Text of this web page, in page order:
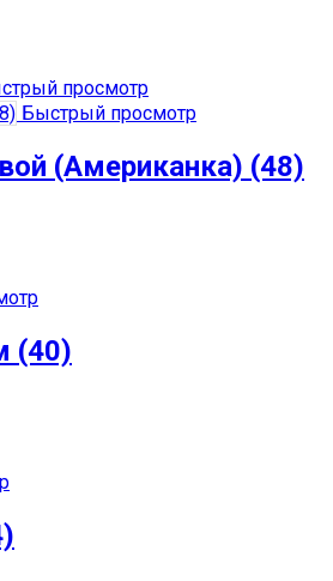
просмотр
Быстрый просмотр
(Американка) (48)
(40)